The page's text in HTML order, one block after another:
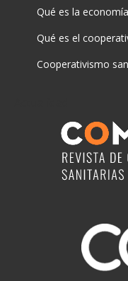
Qué es la
Qué es el
Cooperativismo